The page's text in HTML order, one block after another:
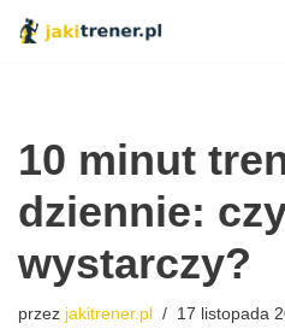
10 minut
dziennie:
wystarczy?
przez jakitrener.pl 17 listopada